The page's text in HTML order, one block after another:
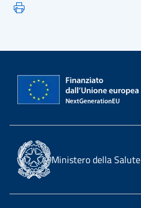
Ministero della Salute